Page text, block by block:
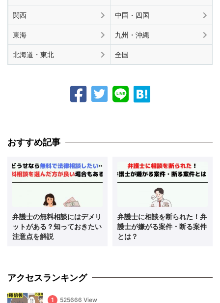
関西 中国・四国
東海 九州・沖縄
北海道・東北 全国
おすすめ記事
弁護士の無料相談にはデメリ
ットがある？知っておきたい
注意点を解説
弁護士に相談を断られた！弁
護士が嫌がる案件・断る案件
とは？
アクセスランキング
1 525666 View